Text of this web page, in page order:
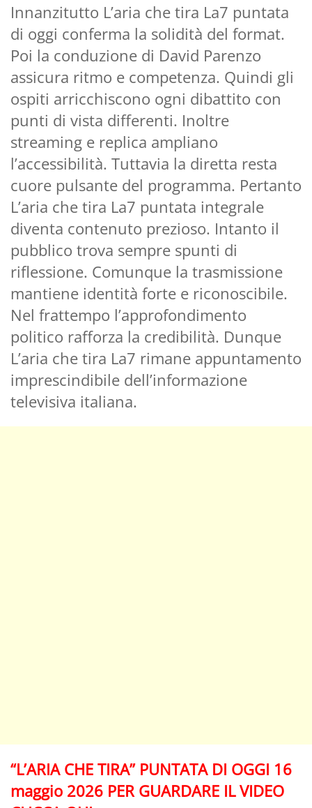
Innanzitutto L’aria che tira La7 puntata
di oggi conferma la solidità del format.
Poi la conduzione di David Parenzo
assicura ritmo e competenza. Quindi gli
ospiti arricchiscono ogni dibattito con
punti di vista differenti. Inoltre
streaming e replica ampliano
l’accessibilità. Tuttavia la diretta resta
cuore pulsante del programma. Pertanto
L’aria che tira La7 puntata integrale
diventa contenuto prezioso. Intanto il
pubblico trova sempre spunti di
riflessione. Comunque la trasmissione
mantiene identità forte e riconoscibile.
Nel frattempo l’approfondimento
politico rafforza la credibilità. Dunque
L’aria che tira La7 rimane appuntamento
imprescindibile dell’informazione
televisiva italiana.
“L’ARIA CHE TIRA” PUNTATA DI OGGI 16
maggio 2026 PER GUARDARE IL VIDEO